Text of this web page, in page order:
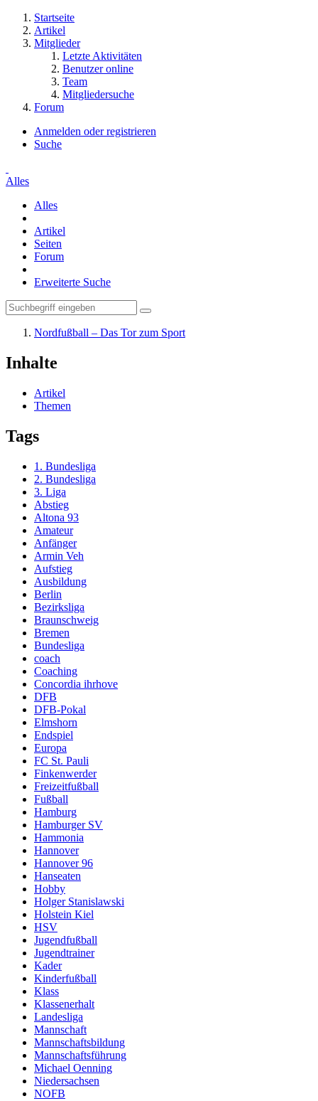
Startseite
Artikel
Mitglieder
Letzte Aktivitäten
Benutzer online
Team
Mitgliedersuche
Forum
Anmelden oder registrieren
Suche
Alles
Alles
Artikel
Seiten
Forum
Erweiterte Suche
Nordfußball – Das Tor zum Sport
Inhalte
Artikel
Themen
Tags
1. Bundesliga
2. Bundesliga
3. Liga
Abstieg
Altona 93
Amateur
Anfänger
Armin Veh
Aufstieg
Ausbildung
Berlin
Bezirksliga
Braunschweig
Bremen
Bundesliga
coach
Coaching
Concordia ihrhove
DFB
DFB-Pokal
Elmshorn
Endspiel
Europa
FC St. Pauli
Finkenwerder
Freizeitfußball
Fußball
Hamburg
Hamburger SV
Hammonia
Hannover
Hannover 96
Hanseaten
Hobby
Holger Stanislawski
Holstein Kiel
HSV
Jugendfußball
Jugendtrainer
Kader
Kinderfußball
Klass
Klassenerhalt
Landesliga
Mannschaft
Mannschaftsbildung
Mannschaftsführung
Michael Oenning
Niedersachsen
NOFB